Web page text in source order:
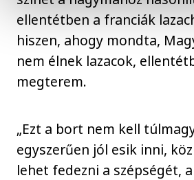
ellentétben a franciák
hiszen, ahogy mondta,
nem élnek lazacok,
megterem.
„Ezt a bort nem kell
egyszerűen jól esik inni,
lehet fedezni a szépségét, a